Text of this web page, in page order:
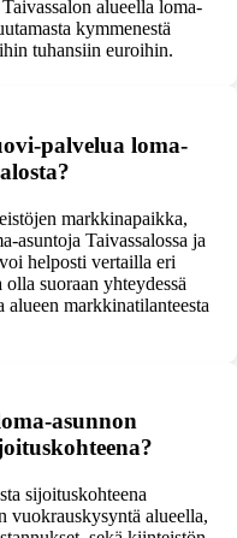
alueella loma-
kymmenestä
tuhansiin euroihin.
palvelua loma-
markkinapaikka,
asuntoja Taivassalossa ja
helposti vertailla eri
suoraan yhteydessä
markkinatilanteesta
asunnon
sijoituskohteena
vuokrauskysyntä alueella,